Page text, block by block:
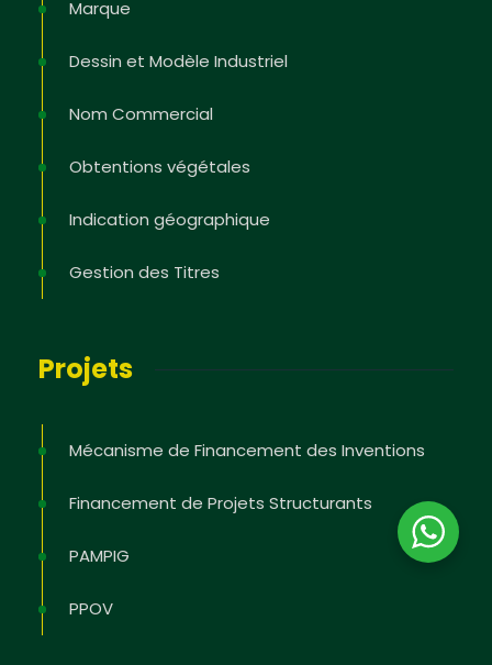
Marque
Dessin et Modèle Industriel
Nom Commercial
Obtentions végétales
Indication géographique
Gestion des Titres
Projets
Mécanisme de Financement des Inventions
Financement de Projets Structurants
PAMPIG
PPOV